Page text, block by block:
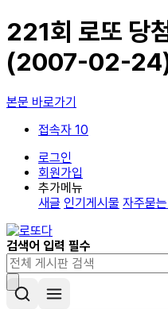
221회 로또 당
(2007-02-
본문 바로가기
접속자 10
로그인
회원가입
추가메뉴
새글 인기게시물 자주묻
검색어 입력 필수